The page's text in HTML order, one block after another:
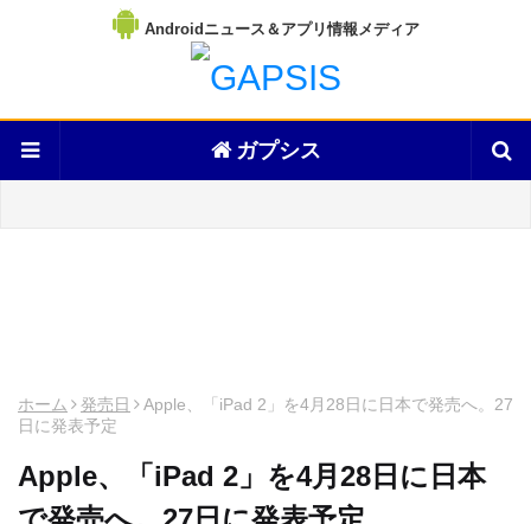
Androidニュース＆アプリ情報メディア
ガプシス
ホーム 発売日
Apple、「iPad 2」を4月28日に日本で発売へ。27
日に発表予定
Apple、「iPad 2」を4月28日に日本